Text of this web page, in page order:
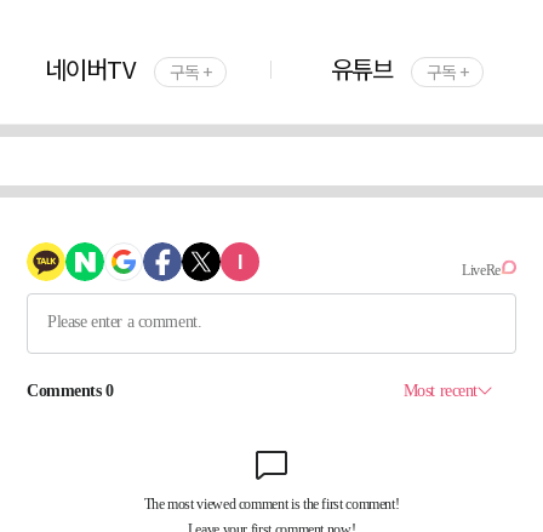
네이버TV 구독 + 유튜브 구독 +